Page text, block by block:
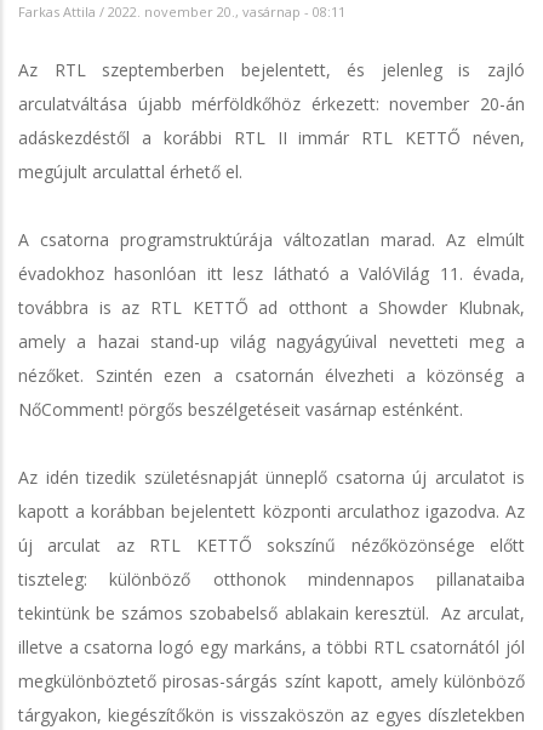
Farkas Attila / 2022. november 20., vasárnap - 08:11
Az RTL szeptemberben bejelentett, és jelenleg is zajló
arculatváltása újabb mérföldkőhöz érkezett: november 20-án
adáskezdéstől a korábbi RTL II immár RTL KETTŐ néven,
megújult arculattal érhető el.
A csatorna programstruktúrája változatlan marad. Az elmúlt
évadokhoz hasonlóan itt lesz látható a ValóVilág 11. évada,
továbbra is az RTL KETTŐ ad otthont a Showder Klubnak,
amely a hazai stand-up világ nagyágyúival nevetteti meg a
nézőket. Szintén ezen a csatornán élvezheti a közönség a
NőComment! pörgős beszélgetéseit vasárnap esténként.
Az idén tizedik születésnapját ünneplő csatorna új arculatot is
kapott a korábban bejelentett központi arculathoz igazodva. Az
új arculat az RTL KETTŐ sokszínű nézőközönsége előtt
tiszteleg: különböző otthonok mindennapos pillanataiba
tekintünk be számos szobabelső ablakain keresztül. Az arculat,
illetve a csatorna logó egy markáns, a többi RTL csatornától jól
megkülönböztető pirosas-sárgás színt kapott, amely különböző
tárgyakon, kiegészítőkön is visszaköszön az egyes díszletekben